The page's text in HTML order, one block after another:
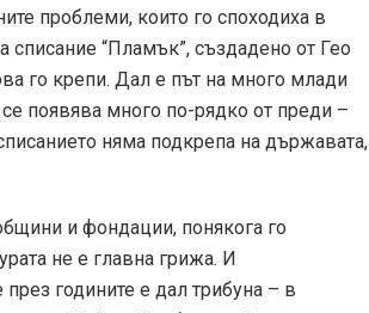
проблеми, които го споходиха в
“Пламък”, създадено от Гео
го крепи. Дал е път на много млади
появява много по-рядко от преди –
няма подкрепа на държавата,
и фондации, понякога го
не е главна грижа. И
годините е дал трибуна – в